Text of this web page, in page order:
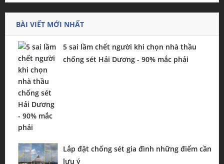
BÀI VIẾT MỚI NHẤT
5 sai lầm chết người khi chọn nhà thầu
chống sét Hải Dương - 90% mắc phải
Lắp đặt chống sét gia đình những điểm cần
lưu ý